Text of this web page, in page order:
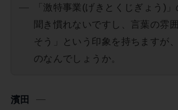
「激特事業(げきとくじぎょう)
聞き慣れないですし、言葉の雰
そう」という印象を持ちますが
のなんでしょうか。
濱田